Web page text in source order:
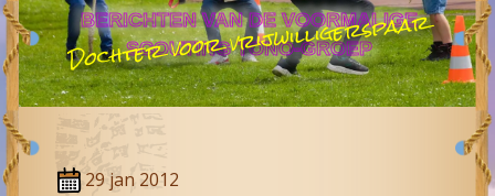
BERICHTEN VAN DE VOORMALIGE
SCOUTING TONO-GROEP
Dochter voor vrijwilligerspaar
29 jan 2012